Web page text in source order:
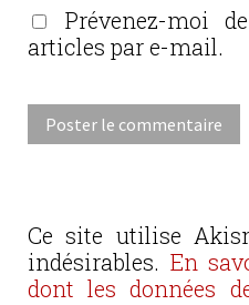
Prévenez-moi
articles par e-mail.
Ce site utilise
indésirables. En
dont les données